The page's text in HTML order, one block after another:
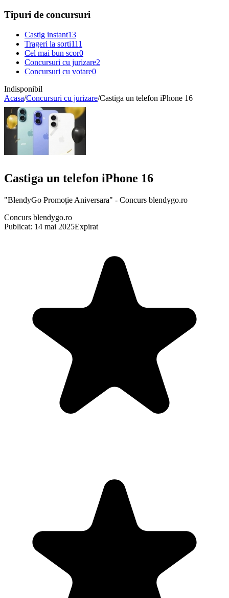
Tipuri de concursuri
Castig instant13
Trageri la sorti111
Cel mai bun scor0
Concursuri cu jurizare2
Concursuri cu votare0
Indisponibil
Acasa/Concursuri cu jurizare/Castiga un telefon iPhone 16
Castiga un telefon iPhone 16
"BlendyGo Promoție Aniversara" - Concurs blendygo.ro
Concurs blendygo.ro
Publicat: 14 mai 2025Expirat